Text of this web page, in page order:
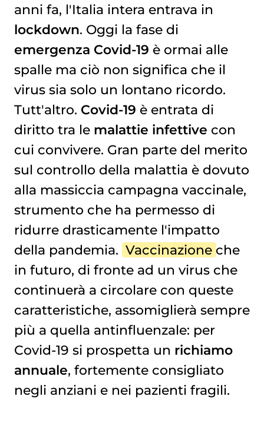
anni fa, l'Italia intera entrava in
lockdown. Oggi la fase di
emergenza Covid-19 è ormai alle
spalle ma ciò non significa che il
virus sia solo un lontano ricordo.
Tutt'altro. Covid-19 è entrata di
diritto tra le malattie infettive con
cui convivere. Gran parte del merito
sul controllo della malattia è dovuto
alla massiccia campagna vaccinale,
strumento che ha permesso di
ridurre drasticamente l'impatto
della pandemia. Vaccinazione che
in futuro, di fronte ad un virus che
continuerà a circolare con queste
caratteristiche, assomiglierà sempre
più a quella antinfluenzale: per
Covid-19 si prospetta un richiamo
annuale, fortemente consigliato
negli anziani e nei pazienti fragili.